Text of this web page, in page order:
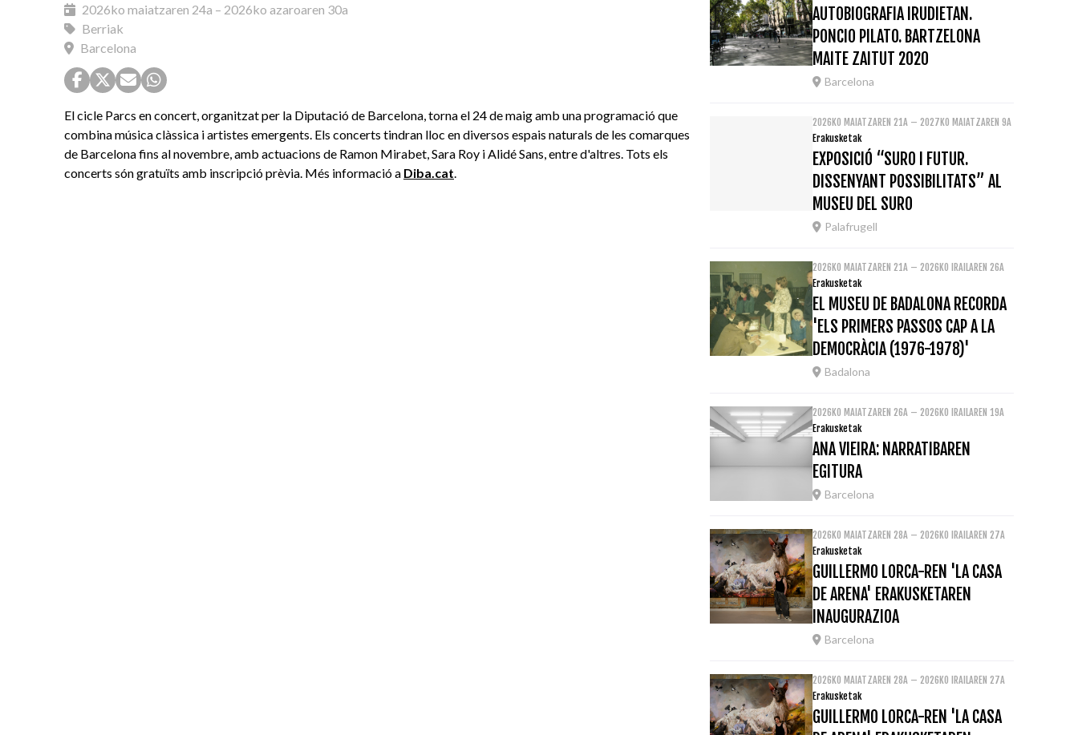
2026ko maiatzaren 24a – 2026ko azaroaren 30a
Berriak
Barcelona
El cicle Parcs en concert, organitzat per la Diputació de Barcelona, torna el 24 de maig amb una programació que
combina música clàssica i artistes emergents. Els concerts tindran lloc en diversos espais naturals de les comarques
de Barcelona fins al novembre, amb actuacions de Ramon Mirabet, Sara Roy i Alidé Sans, entre d'altres. Tots els
concerts són gratuïts amb inscripció prèvia. Més informació a Diba.cat
AUTOBIOGRAFIA IRUDIETAN.
PONCIO PILATO. BARTZELONA
MAITE ZAITUT 2020
Barcelona
2026KO MAIATZAREN 21A – 2027KO MAIATZAREN 9A
Erakusketak
EXPOSICIÓ “SURO I FUTUR.
DISSENYANT POSSIBILITATS” AL
MUSEU DEL SURO
Palafrugell
2026KO MAIATZAREN 21A – 2026KO IRAILAREN 26A
Erakusketak
EL MUSEU DE BADALONA RECORDA
'ELS PRIMERS PASSOS CAP A LA
DEMOCRÀCIA (1976-1978)'
Badalona
2026KO MAIATZAREN 26A – 2026KO IRAILAREN 19A
Erakusketak
ANA VIEIRA: NARRATIBAREN
EGITURA
Barcelona
2026KO MAIATZAREN 28A – 2026KO IRAILAREN 27A
Erakusketak
GUILLERMO LORCA-REN 'LA CASA
DE ARENA' ERAKUSKETAREN
INAUGURAZIOA
Barcelona
2026KO MAIATZAREN 28A – 2026KO IRAILAREN 27A
Erakusketak
GUILLERMO LORCA-REN 'LA CASA